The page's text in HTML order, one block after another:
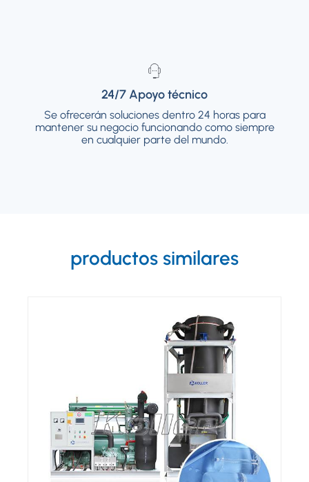
24/7 Apoyo técnico
Se ofrecerán soluciones dentro 24 horas para
mantener su negocio funcionando como siempre
en cualquier parte del mundo.
24/7 Apoyo técnico
Se ofrecerán soluciones dentro 24 horas para
mantener su negocio funcionando como
siempre en cualquier parte del mundo.
productos similares